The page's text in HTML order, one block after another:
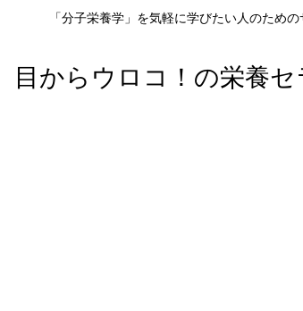
「分子栄養学」を気軽に学びたい人のための
目からウロコ！の栄養セ